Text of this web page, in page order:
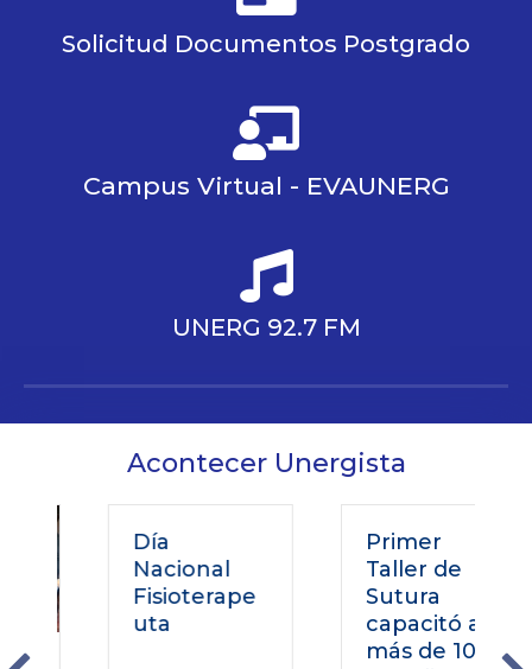
Solicitud Documentos Postgrado
Campus Virtual - EVAUNERG
UNERG 92.7 FM
Acontecer Unergista
Día
Nacional
Fisioterape
uta
Primer
Taller de
Sutura
capacitó a
más de 100